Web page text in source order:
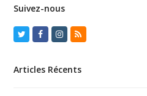
Suivez-nous
TwitterFacebook
Instagram
RSS
Articles Récents